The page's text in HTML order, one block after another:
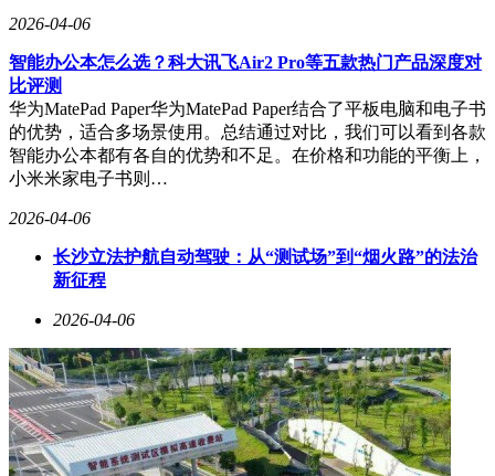
2026-04-06
智能办公本怎么选？科大讯飞Air2 Pro等五款热门产品深度对
比评测
华为MatePad Paper华为MatePad Paper结合了平板电脑和电子书
的优势，适合多场景使用。总结通过对比，我们可以看到各款
智能办公本都有各自的优势和不足。在价格和功能的平衡上，
小米米家电子书则…
2026-04-06
长沙立法护航自动驾驶：从“测试场”到“烟火路”的法治
新征程
2026-04-06